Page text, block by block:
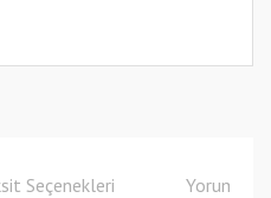
Seçenekleri Yorumlar